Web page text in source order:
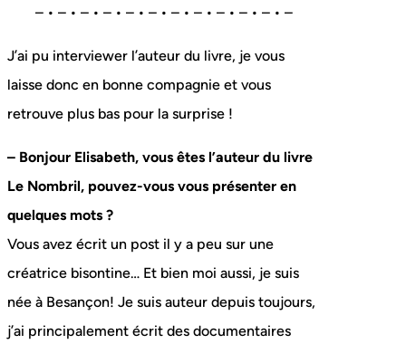
– • – • – • – • – • – • – • – • – • – • – • –
J’ai pu interviewer l’auteur du livre, je vous
laisse donc en bonne compagnie et vous
retrouve plus bas pour la surprise !
– Bonjour Elisabeth, vous êtes l’auteur du livre
Le Nombril, pouvez-vous vous présenter en
quelques mots ?
Vous avez écrit un post il y a peu sur une
créatrice bisontine… Et bien moi aussi, je suis
née à Besançon! Je suis auteur depuis toujours,
j’ai principalement écrit des documentaires